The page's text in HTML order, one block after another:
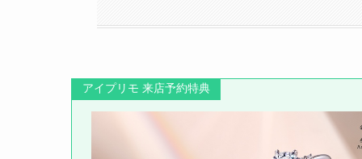
アイプリモ 来店予約特典